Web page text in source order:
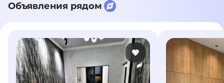
Объявления рядом